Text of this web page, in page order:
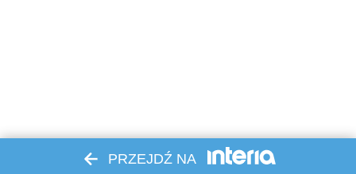
PRZEJDŹ NA